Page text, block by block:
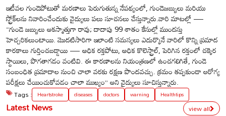
ఇటీవల గుండెపోటుతో మరణాలు పెరుగుతున్న నేపథ్యంలో, గుండెజబ్బులు మరియు
స్ట్రోక్‌లను నివారించేందుకు వైద్యులు పలు సూచనలు చేస్తున్నారు.వారి మాటల్లో —
“గుండె జబ్బులు అకస్మాత్తుగా రావు; దాదాపు 99 శాతం కేసుల్లో ముందస్తు
హెచ్చరికలుంటాయి. మొదటిసారిగా ఇలాంటి సమస్యలు ఎదుర్కొనే వారిలో కొన్ని ప్రమాద
కారకాలు గుర్తించబడ్డాయి — అధిక రక్తపోటు, అధిక కొలెస్ట్రాల్, పెరిగిన రక్తంలో చక్కెర
స్థాయిలు, పొగతాగడం వంటివి. ఈ కారణాలను నియంత్రణలో ఉంచగలిగితే, గుండె
సంబంధిత ప్రమాదాల నుంచి చాలా వరకు రక్షణ పొందవచ్చు. క్రమం తప్పకుండా ఆరోగ్య
పరీక్షలు చేయించుకోవడం చాలా ముఖ్యం” అని వైద్యులు సూచిస్తున్నారు.
Tags : Heartstroke diseases doctors warning Healthtips
Latest News view all